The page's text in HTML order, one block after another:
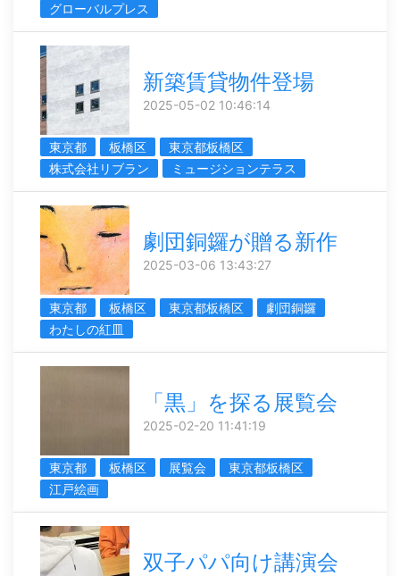
グローバルプレス
新築賃貸物件登場
2025-05-02 10:46:14
東京都 板橋区
東京都板橋区
株式会社リブラン
ミュージションテラス
劇団銅鑼が贈る新作
2025-03-06 13:43:27
東京都 板橋区 東京都板橋区
劇団銅鑼
わたしの紅皿
「黒」を探る展覧会
2025-02-20 11:41:19
東京都 板橋区 展覧会
東京都板橋区
江戸絵画
双子パパ向け講演会